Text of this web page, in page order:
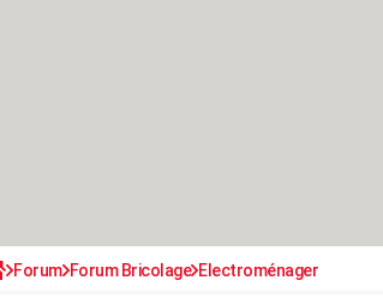
Forum Forum Bricolage Electroménager